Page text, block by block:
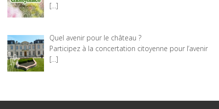
[…]
Quel avenir pour le château ?
Participez à la concertation citoyenne pour l’avenir
[…]